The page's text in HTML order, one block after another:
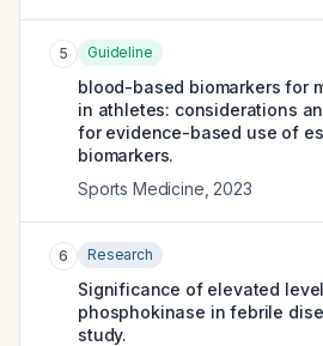
5 Guideline
blood-based biomarkers for
in athletes: considerations
for evidence-based use of
biomarkers.
Sports Medicine 2023
6 Research
Significance of elevated
phosphokinase in febrile
study.